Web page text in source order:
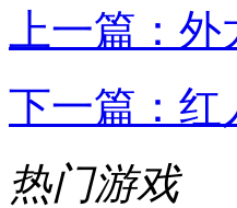
上一篇： 外
下一篇： 红
热门游戏